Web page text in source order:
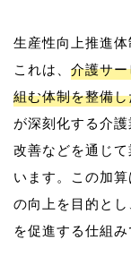
生産性向上推進
これは、 介護サ
組む体制を整備
が深刻化する介
改善などを通じ
います。この加
の向上を目的と
を促進する仕組み